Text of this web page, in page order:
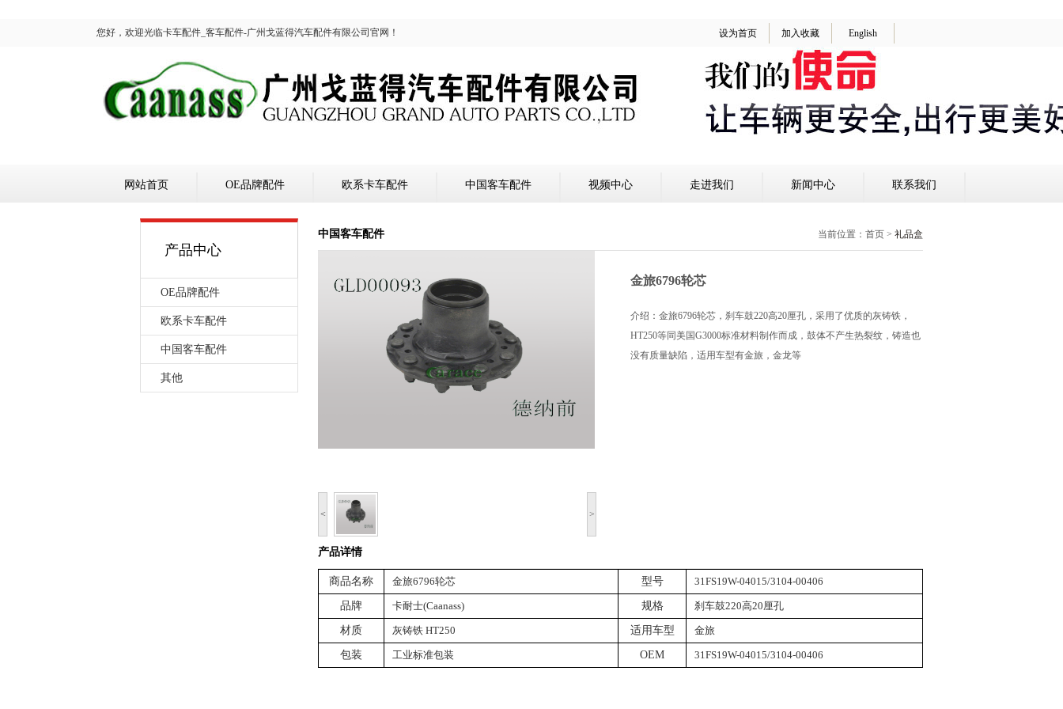
您好，欢迎光临卡车配件_客车配件-广州戈蓝得汽车配件有限公司官网！ 设为首页 加入收藏 English
网站首页 OE品牌配件 欧系卡车配件 中国客车配件 视频中心 走进我们 新闻中心 联系我们
产品中心
OE品牌配件
欧系卡车配件
中国客车配件
其他
中国客车配件 当前位置： 首页 > 礼品盒
金旅6796轮芯
介绍：金旅6796轮芯，刹车鼓220高20厘孔，采用了优质的灰铸铁，
HT250等同美国G3000标准材料制作而成，鼓体不产生热裂纹，铸造也
没有质量缺陷，适用车型有金旅，金龙等
< >
产品详情
商品名称 金旅6796轮芯 型号 31FS19W-04015/3104-00406
品牌 卡耐士(Caanass) 规格 刹车鼓220高20厘孔
材质 灰铸铁 HT250 适用车型 金旅
包装 工业标准包装 OEM 31FS19W-04015/3104-00406